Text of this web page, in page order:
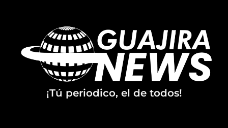
¡Tú periodico, el de todos!